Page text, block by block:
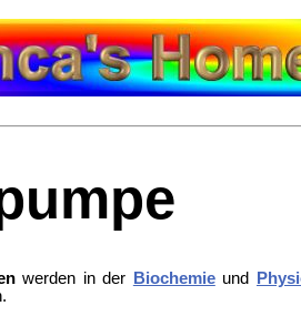
werden in der Biochemieund